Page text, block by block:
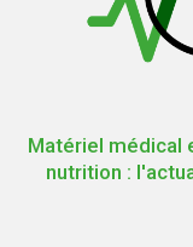
Matériel médical
nutrition :